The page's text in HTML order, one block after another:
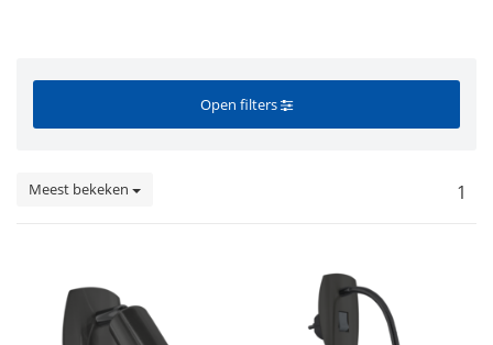
Open filters
Meest bekeken 1